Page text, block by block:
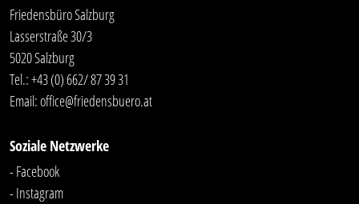
Friedensbüro Salzburg
Lasserstraße 30/3
5020 Salzburg
Tel.:+43 (0) 662/ 87 39 31
Email:office@friedensbuero.at
Soziale Netzwerke
- Facebook
- Instagram